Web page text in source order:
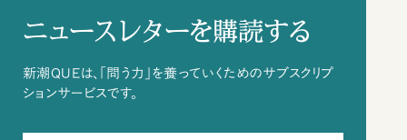
ニュースレターを購読する
新潮QUEは、「問う力」を養っていくためのサブスクリプ
ションサービスです。